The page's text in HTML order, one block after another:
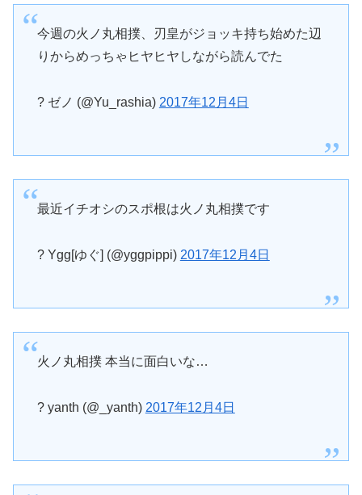
今週の火ノ丸相撲、刃皇がジョッキ持ち始めた辺
りからめっちゃヒヤヒヤしながら読んでた
? ゼノ (@Yu_rashia) 2017年12月4日
最近イチオシのスポ根は火ノ丸相撲です
? Ygg[ゆぐ] (@yggpippi) 2017年12月4日
火ノ丸相撲 本当に面白いな…
? yanth (@_yanth) 2017年12月4日